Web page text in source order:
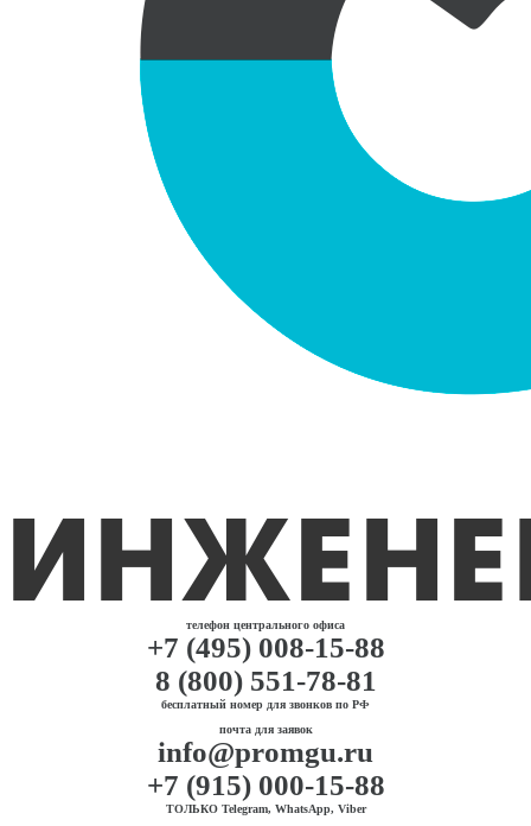
телефон центрального офиса
+7 (495) 008-15-88
8 (800) 551-78-81
бесплатный номер для звонков по РФ
почта для заявок
info@promgu.ru
+7 (915) 000-15-88
ТОЛЬКО Telegram, WhatsApp, Viber